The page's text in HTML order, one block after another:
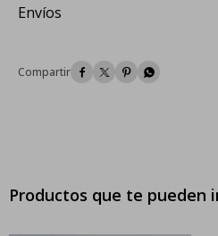
Envíos
   
Productos que te pueden